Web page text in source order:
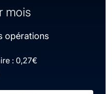
mois
opérations
: 0,27€